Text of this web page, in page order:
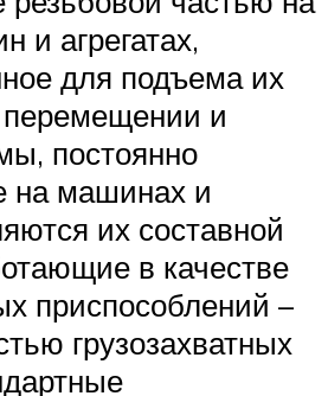
и агрегатах,
для подъема их
и
постоянно
на машинах и
их составной
в качестве
приспособлений –
грузозахватных